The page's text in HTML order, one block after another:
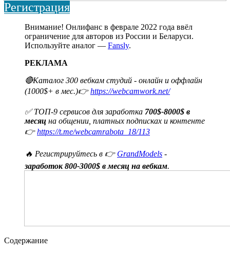
Регистрация
Внимание! Онлифанс в феврале 2022 года ввёл
ограничение для авторов из России и Беларуси.
Используйте аналог — Fansly.
РЕКЛАМА
🔴Каталог 300 вебкам студий - онлайн и оффлайн
(1000$+ в мес.)👉https://webcamwork.net/
✅ ТОП-9 сервисов для заработка 700$-8000$ в
месяц на общении, платных подписках и контенте
👉https://t.me/webcamrabota_18/113
🔥 Регистрируйтесь в 👉 GrandModels -
заработок 800-3000$ в месяц на вебкам.
Содержание